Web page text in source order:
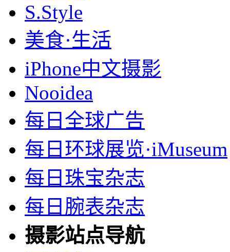
S.Style
美食·生活
iPhone中文摄影
Nooidea
每日全球广告
每日环球展览·iMuseum
每日珠宝杂志
每日腕表杂志
摄影站点导航